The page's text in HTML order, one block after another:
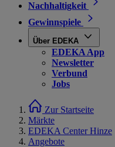
Nachhaltigkeit
Gewinnspiele
Über EDEKA
EDEKA App
Newsletter
Verbund
Jobs
Zur Startseite
Märkte
EDEKA Center Hinze
Angebote